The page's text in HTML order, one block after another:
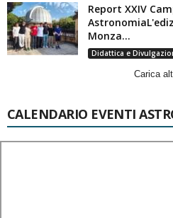
Report XXIV
Monza...
Didattica e
Carica
CALENDARIO EVENTI